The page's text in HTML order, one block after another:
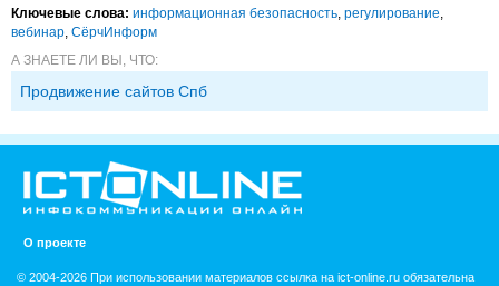
Ключевые слова: информационная безопасность регулирование
вебинар СёрчИнформ
А ЗНАЕТЕ ЛИ ВЫ, ЧТО:
Продвижение сайтов Спб
О проекте
© 2004-2026 При использовании материалов ссылка на ict-online.ru обязательна